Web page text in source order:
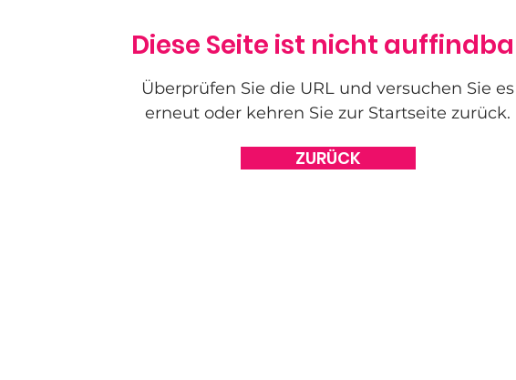
Diese Seite ist nicht
Überprüfen Sie die URL und versuchen Sie es
erneut oder kehren Sie zur Startseite zurück.
ZURÜCK